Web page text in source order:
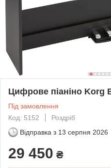
Цифрове піаніно Korg
Під замовлення
Код: 5152
Роздріб
Відправка з 13 серпня 2026
29 450 ₴